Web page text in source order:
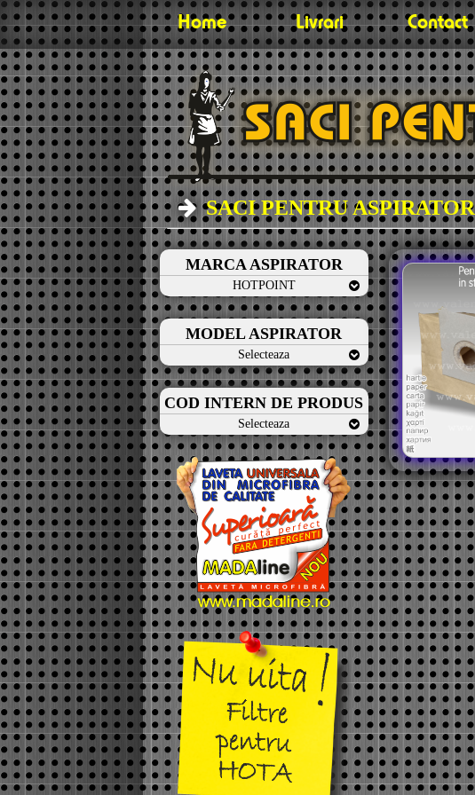
Home Livrari Contact
SACI PENTRU ASPIRATOR
MARCA ASPIRATOR
HOTPOINT
MODEL ASPIRATOR
Selecteaza
COD INTERN DE PRODUS
Selecteaza